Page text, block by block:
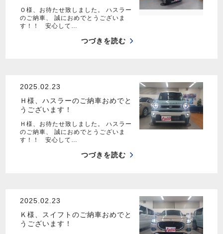
Ｏ様、お待たせ致しました。 ハスラー
のご納車、 誠におめでとうございま
す！！ 安心して…
つづきを読む
2025.02.23
Ｈ様、ハスラーのご納車おめでと
うございます！
Ｈ様、お待たせ致しました。 ハスラー
のご納車、 誠におめでとうございま
す！！ 安心して…
つづきを読む
2025.02.23
Ｋ様、スイフトのご納車おめでと
うございます！